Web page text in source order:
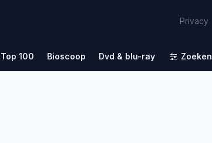
Privacy
Top 100 Bioscoop Dvd & blu-ray Zoeken